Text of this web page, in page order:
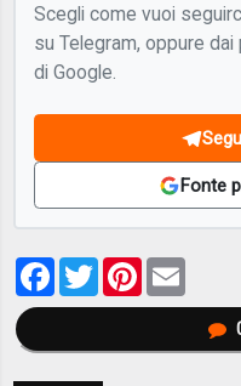
Scegli come vuoi
su Telegram, oppure
di Google.
Fonte
Facebook
TwitterPinterest